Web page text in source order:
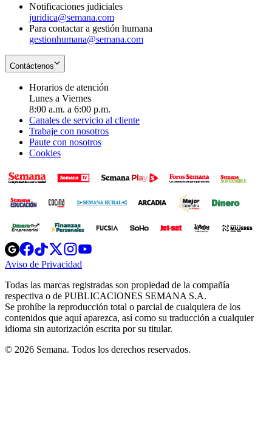
Notificaciones judiciales
juridica@semana.com
Para contactar a gestión humana
gestionhumana@semana.com
Contáctenos
Horarios de atención
Lunes a Viernes
8:00 a.m. a 6:00 p.m.
Canales de servicio al cliente
Trabaje con nosotros
Paute con nosotros
Cookies
Opens
in
new
Opens
in
new
Opens
in
new
window
Opens
new
windowwindow
Aviso de Privacidad
new
window
Todas las marcas registradas son propiedad de la compañía
respectiva o de PUBLICACIONES SEMANA S.A.
Se prohíbe la reproducción total o parcial de cualquiera de los
contenidos que aquí aparezca, así como su traducción a cualquier
idioma sin autorización escrita por su titular.
© 2026 Semana. Todos los derechos reservados.